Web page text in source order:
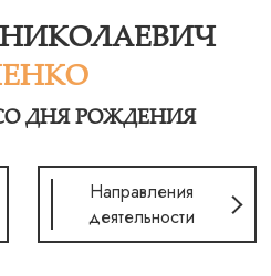
ДНЯ РОЖДЕНИЯ
Направления
деятельности